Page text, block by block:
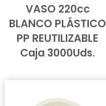
VASO 220cc
BLANCO PLÁSTICO
PP REUTILIZABLE
Caja 3000Uds.